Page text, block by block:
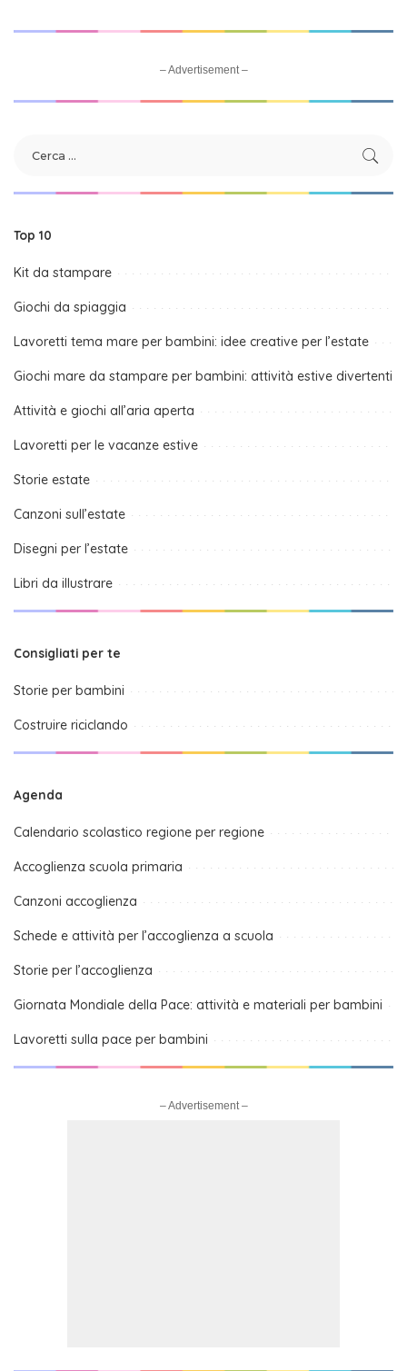
– Advertisement –
Top 10
Kit da stampare
Giochi da spiaggia
Lavoretti tema mare per bambini: idee creative per l’estate
Giochi mare da stampare per bambini: attività estive divertenti
Attività e giochi all’aria aperta
Lavoretti per le vacanze estive
Storie estate
Canzoni sull’estate
Disegni per l’estate
Libri da illustrare
Consigliati per te
Storie per bambini
Costruire riciclando
Agenda
Calendario scolastico regione per regione
Accoglienza scuola primaria
Canzoni accoglienza
Schede e attività per l’accoglienza a scuola
Storie per l’accoglienza
Giornata Mondiale della Pace: attività e materiali per bambini
Lavoretti sulla pace per bambini
– Advertisement –